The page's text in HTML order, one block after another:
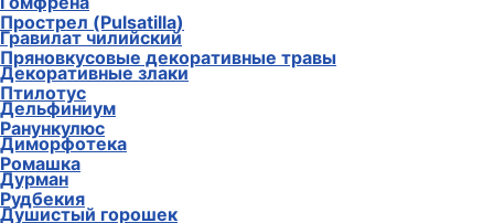
Прострел (Pulsatilla)
Пряновкусовые декоративные травы
Птилотус
Ранункулюс
Ромашка
Рудбекия
Гравилат чилийский
Декоративные злаки
Дельфиниум
Диморфотека
Дурман
Душистый горошек